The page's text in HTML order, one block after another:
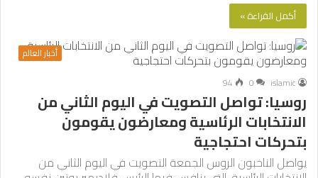
أكمل القراءة »
أخبار العالم
islamic
0
94
روسيا: تواصل التصويت في اليوم الثاني من
الانتخابات الرئاسية ومعارضون يقومون
بتحركات احتجاجية
يواصل الناخبون الروس الجمعة التصويت في اليوم الثاني من